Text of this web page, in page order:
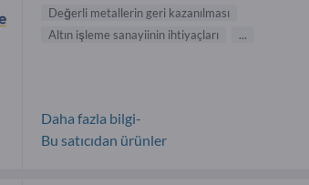
Değerli metallerin geri kazanılması
Altın işleme sanayiinin ihtiyaçları
...
Daha fazla bilgi-
Bu satıcıdan ürünler